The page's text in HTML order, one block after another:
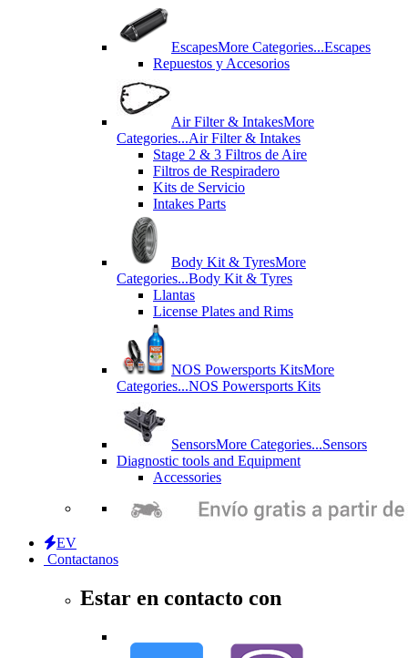
EscapesMore Categories...Escapes
Repuestos y Accesorios
Air Filter & IntakesMore
Categories...Air Filter & Intakes
Stage 2 & 3 Filtros de Aire
Filtros de Respiradero
Kits de Servicio
Intakes Parts
Body Kit & TyresMore
Categories...Body Kit & Tyres
Llantas
License Plates and Rims
NOS Powersports KitsMore
Categories...NOS Powersports Kits
SensorsMore Categories...Sensors
Diagnostic tools and Equipment
Accessories
EV
Contactanos
Estar en contacto con